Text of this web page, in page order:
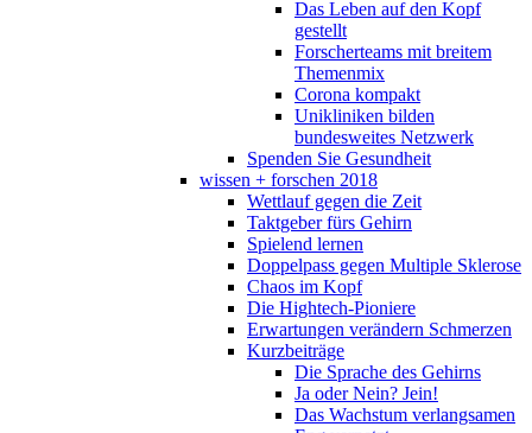
Das Leben auf den Kopf
gestellt
Forscherteams mit breitem
Themenmix
Corona kompakt
Unikliniken bilden
bundesweites Netzwerk
Spenden Sie Gesundheit
wissen + forschen 2018
Wettlauf gegen die Zeit
Taktgeber fürs Gehirn
Spielend lernen
Doppelpass gegen Multiple Sklerose
Chaos im Kopf
Die Hightech-Pioniere
Erwartungen verändern Schmerzen
Kurzbeiträge
Die Sprache des Gehirns
Ja oder Nein? Jein!
Das Wachstum verlangsamen